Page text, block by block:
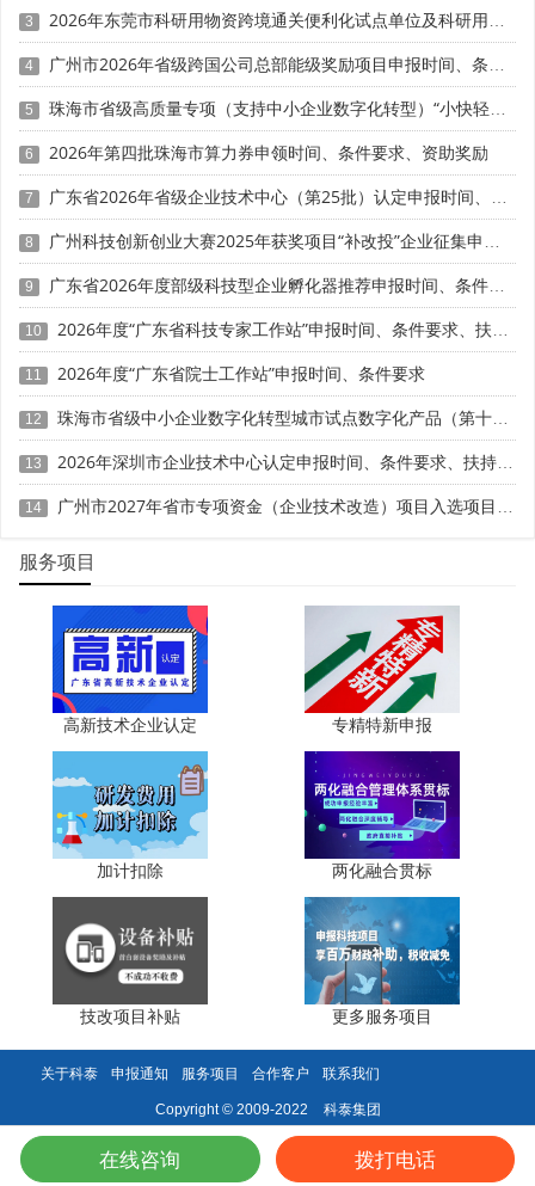
加速折旧资产按税前扣除额归集，简化核算。研发设备
接按税前扣除的折旧额归集。例如研发设备原值100万元，
税法允许一次性税前扣除，会计按5年折旧年折旧20万元，
当年税前扣除100万元，可按100万元归集折旧费用并加计
扣除，无需调整会计账务。
禁忌红线方面，三类折旧费用严禁归集。一是生产经营
专用设备、房屋建筑物的折旧;二是未实际投入研发使用的闲
置设备折旧;三是分摊依据缺失、工时记录不全的共用设备折
旧。
三、实操核心：摊销费用归集的三大关键技巧
专用无形资产全额摊销，明确研发用途。专为研发购入
或自主研发形成的软件、专利、非专利技术，摊销费用可全
额计入研发费用。需留存无形资产采购合同、发票、专利证
书、软件授权文件，标注研发专用。自主研发形成的无形资
产，需关联研发项目立项文件、研发费用辅助账，确保摊销
归属研发活动。
共用无形资产合理分摊，留存分摊依据。同时用于研发
与生产的无形资产如通用软件、共享专利，按研发使用比例
分摊摊销费用，方法同共用设备采用工时占比、使用频次
等。例如企业外购设计软件，年摊销12万元，70%用于研
发、30%用于生产，可计入研发费用的摊销额为8.4万元。
特殊情形处理方面，研发用无形资产享受加速摊销优惠
的，就税前扣除的摊销部分计算加计扣除，规则同加速折
旧。研发过程中临时使用的软件未资本化，其使用费可直接
计入研发费用，无需摊销。
四、风险防控：归集过程必守的三个原则
单独核算原则要求按研发项目建立研发费用辅助账，逐
笔记录折旧摊销费用，清晰区分研发与生产经营费用，划分
不清不得加计扣除。
凭证完整原则要求留存资产台账、折旧摊销明细表、工
时记录、分摊计算表、合同发票等资料，留存备查，避免因
凭证缺失被核查剔除。
3 2026年东莞市科研用物资跨境通关便利化试点单位及科研用物资申报时间、条件要求、扶持政策
4 广州市2026年省级跨国公司总部能级奖励项目申报时间、条件要求、补助标准
5 珠海市省级高质量专项（支持中小企业数字化转型）“小快轻准”数字化转型项目（第十三批）入库储备申报时间、条件要求、补助奖励
6 2026年第四批珠海市算力券申领时间、条件要求、资助奖励
7 广东省2026年省级企业技术中心（第25批）认定申报时间、条件要求、补助奖励
8 广州科技创新创业大赛2025年获奖项目“补改投”企业征集申报时间、条件要求、扶持奖励
9 广东省2026年度部级科技型企业孵化器推荐申报时间、条件要求
10 2026年度“广东省科技专家工作站”申报时间、条件要求、扶持奖励
11 2026年度“广东省院士工作站”申报时间、条件要求
12 珠海市省级中小企业数字化转型城市试点数字化产品（第十一批）征集申报时间、条件要求
13 2026年深圳市企业技术中心认定申报时间、条件要求、扶持奖励
14 广州市2027年省市专项资金（企业技术改造）项目入选项目库申报时间、条件要求、补助奖励
服务项目
高新技术企业认定 专精特新申报
加计扣除 两化融合贯标
技改项目补贴 更多服务项目
关于科泰 申报通知 服务项目 合作客户 联系我们
Copyright © 2009-2022 科泰集团
在线咨询 拨打电话